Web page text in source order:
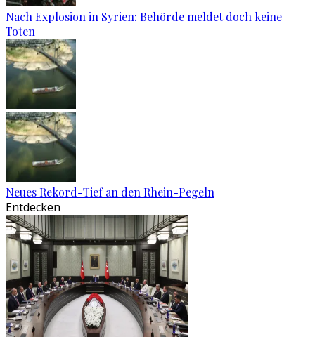
Nach Explosion in Syrien: Behörde meldet doch keine
Toten
Neues Rekord-Tief an den Rhein-Pegeln
Entdecken